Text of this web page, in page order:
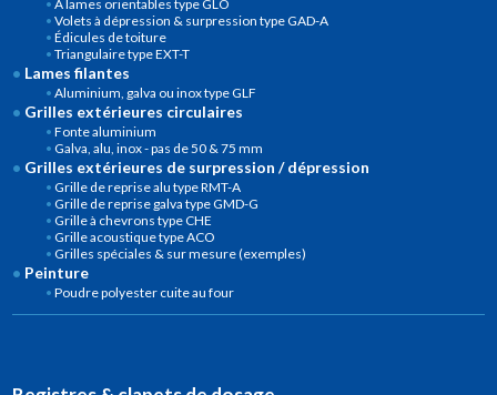
À lames orientables type GLO
Volets à dépression & surpression type GAD-A
Édicules de toiture
Triangulaire type EXT-T
Lames filantes
Aluminium, galva ou inox type GLF
Grilles extérieures circulaires
Fonte aluminium
Galva, alu, inox - pas de 50 & 75 mm
Grilles extérieures de surpression / dépression
Grille de reprise alu type RMT-A
Grille de reprise galva type GMD-G
Grille à chevrons type CHE
Grille acoustique type ACO
Grilles spéciales & sur mesure (exemples)
Peinture
Poudre polyester cuite au four